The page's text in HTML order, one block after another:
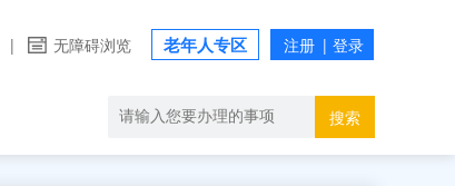
| 无障碍浏览 老年人专区
搜索